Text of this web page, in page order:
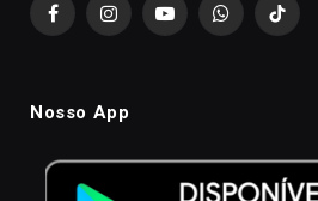
FacebookInstagramYouTubeWhatsAppTikTok
Nosso App